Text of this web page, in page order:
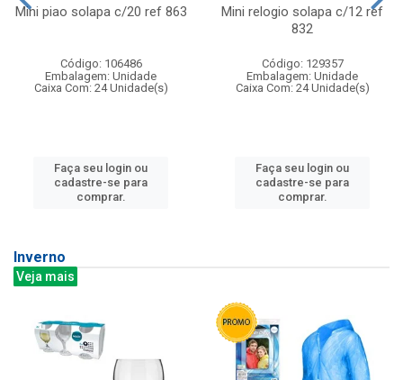
Mini piao solapa c/20 ref 863
Código: 106486
Embalagem: Unidade
Caixa Com: 24 Unidade(s)
Faça seu login ou
cadastre-se para
comprar.
Mini relogio solapa c/12 ref
832
Código: 129357
Embalagem: Unidade
Caixa Com: 24 Unidade(s)
Faça seu login ou
cadastre-se para
comprar.
Inverno
Veja mais